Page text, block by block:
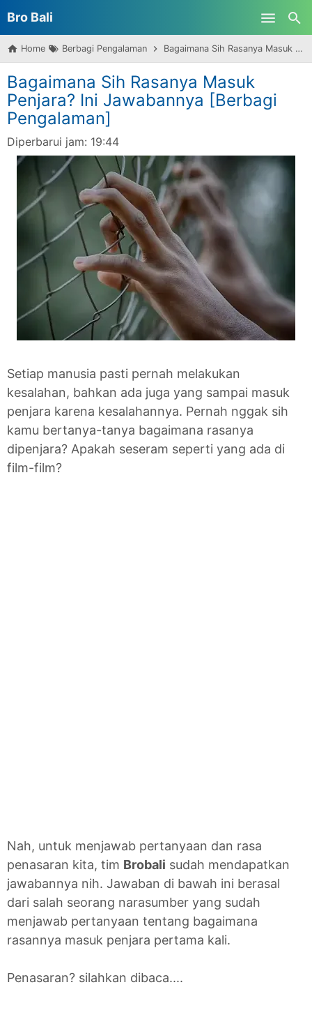
Bro Bali
Home Berbagi Pengalaman Bagaimana Sih Rasanya Masuk Penjara? Ini Jawabannya [Berbagi Pengalaman]
Bagaimana Sih Rasanya Masuk
Penjara? Ini Jawabannya [Berbagi
Pengalaman]
Diperbarui jam: 19:44
Setiap manusia pasti pernah melakukan
kesalahan, bahkan ada juga yang sampai masuk
penjara karena kesalahannya. Pernah nggak sih
kamu bertanya-tanya bagaimana rasanya
dipenjara? Apakah seseram seperti yang ada di
film-film?
Nah, untuk menjawab pertanyaan dan rasa
penasaran kita, tim Brobali sudah mendapatkan
jawabannya nih. Jawaban di bawah ini berasal
dari salah seorang narasumber yang sudah
menjawab pertanyaan tentang bagaimana
rasannya masuk penjara pertama kali.
Penasaran? silahkan dibaca....